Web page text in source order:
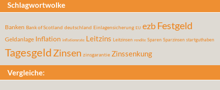
Schlagwortwolke
Banken Bank of Scotland deutschland Einlagensicherung EU ezbFestgeld
Geldanlage Inflation inflationsrate Leitzins Leitzinsen rendite Sparen Sparzinsen startguthaben
Tagesgeld Zinsen zinsgarantie Zinssenkung
Vergleiche: